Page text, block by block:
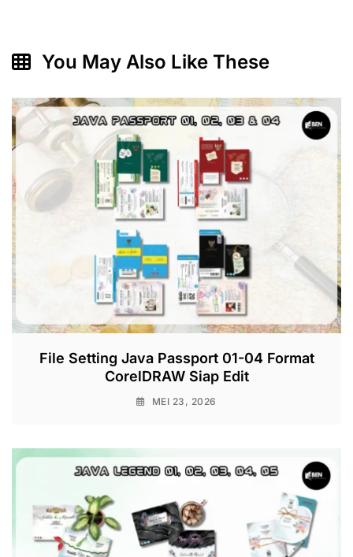
You May Also Like These
File Setting Java Passport 01-04 Format
CorelDRAW Siap Edit
MEI 23, 2026